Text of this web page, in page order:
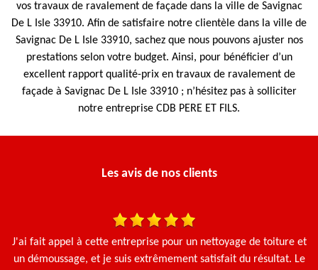
vos travaux de ravalement de façade dans la ville de Savignac
De L Isle 33910. Afin de satisfaire notre clientèle dans la ville de
Savignac De L Isle 33910, sachez que nous pouvons ajuster nos
prestations selon votre budget. Ainsi, pour bénéficier d’un
excellent rapport qualité-prix en travaux de ravalement de
façade à Savignac De L Isle 33910 ; n’hésitez pas à solliciter
notre entreprise CDB PERE ET FILS.
Les avis de nos clients
J'ai fait appel à cette entreprise pour un nettoyage de toiture et
un démoussage, et je suis extrêmement satisfait du résultat. Le